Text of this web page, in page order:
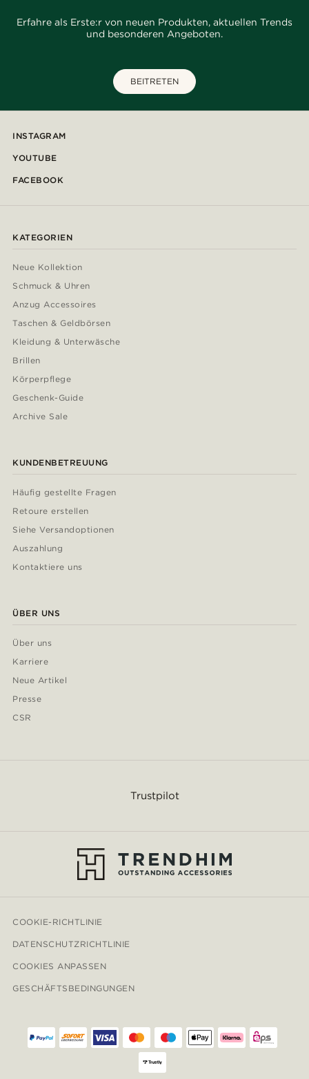
Erfahre als Erste:r von neuen Produkten, aktuellen Trends
und besonderen Angeboten.
BEITRETEN
INSTAGRAM
YOUTUBE
FACEBOOK
KATEGORIEN
Neue Kollektion
Schmuck & Uhren
Anzug Accessoires
Taschen & Geldbörsen
Kleidung & Unterwäsche
Brillen
Körperpflege
Geschenk-Guide
Archive Sale
KUNDENBETREUUNG
Häufig gestellte Fragen
Retoure erstellen
Siehe Versandoptionen
Auszahlung
Kontaktiere uns
ÜBER UNS
Über uns
Karriere
Neue Artikel
Presse
CSR
Trustpilot
COOKIE-RICHTLINIE
DATENSCHUTZRICHTLINIE
COOKIES ANPASSEN
GESCHÄFTSBEDINGUNGEN